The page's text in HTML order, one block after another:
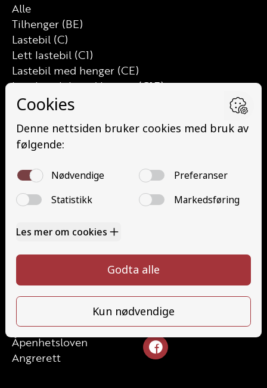
Alle
Tilhenger (BE)
Lastebil (C)
Lett lastebil (C1)
Lastebil med henger (CE)
Lett lastebil med henger (C1E)
Buss (D)
Minibuss (D1)
Minibuss med henger (D1E)
Grunnutdanning Person (YDP – YSK)
YSK Gods etterutdanning (EYDG)
YSK Person etterutdanning (EYDP)
Kontakt
Priser
Elevside
Kontakt oss
Åpenhetsloven
Angrerett
328 24 340
post@tungbilskolen.no
Følg oss